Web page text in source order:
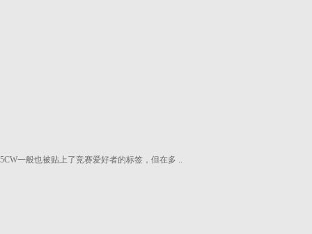
一般也被贴上了竞赛爱好者的标签，但在多 ..